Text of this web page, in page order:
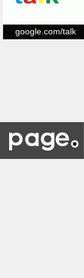
google.com/talk